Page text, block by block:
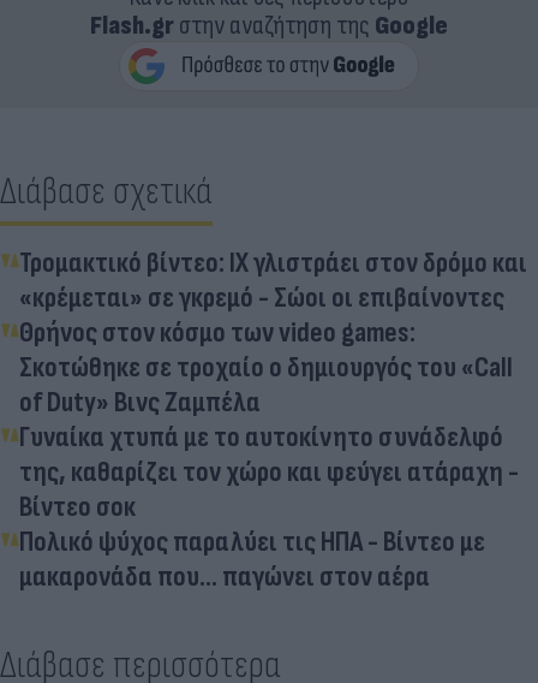
Flash.grστην αναζήτηση της Google
Διάβασε σχετικά
Τρομακτικό βίντεο: ΙΧ γλιστράει στον δρόμο και
«κρέμεται» σε γκρεμό - Σώοι οι επιβαίνοντες
Θρήνος στον κόσμο των video games:
Σκοτώθηκε σε τροχαίο ο δημιουργός του «Call
of Duty» Βινς Ζαμπέλα
Γυναίκα χτυπά με το αυτοκίνητο συνάδελφό
της, καθαρίζει τον χώρο και φεύγει ατάραχη -
Βίντεο σοκ
Πολικό ψύχος παραλύει τις ΗΠΑ - Βίντεο με
μακαρονάδα που... παγώνει στον αέρα
Διάβασε περισσότερα